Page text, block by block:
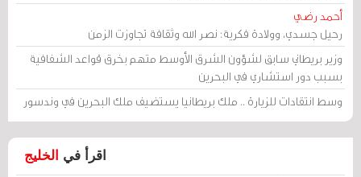
أحمد رضي
رحيل جسدي، وولادة فكرية: نصر الله وثقافة تجاوزت الزمن
وزير بريطاني سابق لشؤون الشرق الأوسط متهم بخرق قواعد الشفافية
بسبب دور استشاري في البحرين
وسط انتقادات للزيارة .. ملك بريطانيا يستضيف ملك البحرين في وندسور
اقرأ في الخليج